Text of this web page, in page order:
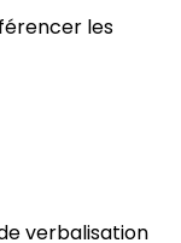
les
verbalisation